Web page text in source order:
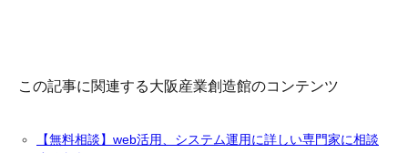
この記事に関連する大阪産業創造館のコンテンツ
【無料相談】web活用、システム運用に詳しい専門家に相談